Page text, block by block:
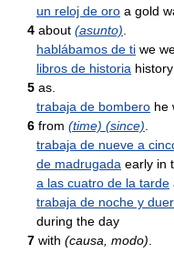
un reloj de oro a gold
4 about (asunto)
hablábamos de ti we
libros de historia
5 as.
trabaja de bombero he
6 from (time) (since)
trabaja de nueve a
de madrugada early in
a las cuatro de la tarde
trabaja de noche y
during the day
7 with (causa, modo)